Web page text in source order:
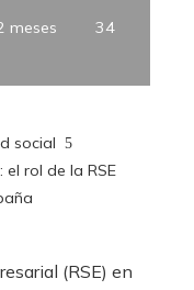
meses 34
social
rol de la RSE
(RSE) en